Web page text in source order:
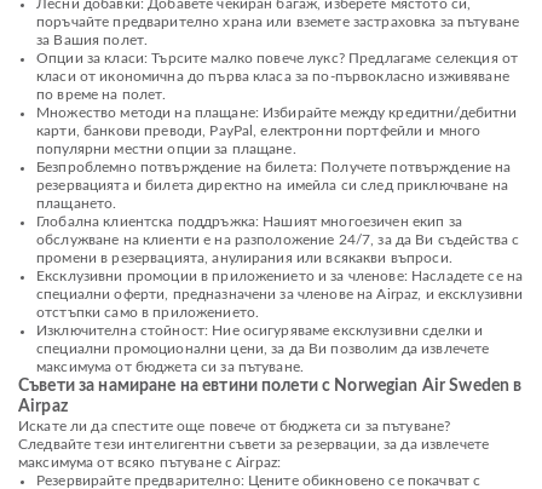
Лесни добавки: Добавете чекиран багаж, изберете мястото си,
поръчайте предварително храна или вземете застраховка за пътуване
за Вашия полет.
Опции за класи: Търсите малко повече лукс? Предлагаме селекция от
класи от икономична до първа класа за по-първокласно изживяване
по време на полет.
Множество методи на плащане: Избирайте между кредитни/дебитни
карти, банкови преводи, PayPal, електронни портфейли и много
популярни местни опции за плащане.
Безпроблемно потвърждение на билета: Получете потвърждение на
резервацията и билета директно на имейла си след приключване на
плащането.
Глобална клиентска поддръжка: Нашият многоезичен екип за
обслужване на клиенти е на разположение 24/7, за да Ви съдейства с
промени в резервацията, анулирания или всякакви въпроси.
Ексклузивни промоции в приложението и за членове: Насладете се на
специални оферти, предназначени за членове на Airpaz, и ексклузивни
отстъпки само в приложението.
Изключителна стойност: Ние осигуряваме ексклузивни сделки и
специални промоционални цени, за да Ви позволим да извлечете
максимума от бюджета си за пътуване.
Съвети за намиране на евтини полети с Norwegian Air Sweden в
Airpaz
Искате ли да спестите още повече от бюджета си за пътуване?
Следвайте тези интелигентни съвети за резервации, за да извлечете
максимума от всяко пътуване с Airpaz:
Резервирайте предварително: Цените обикновено се покачват с